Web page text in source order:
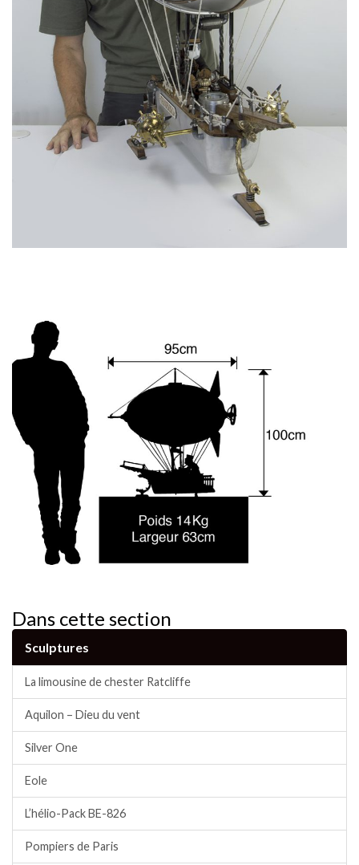
Dans cette section
Sculptures
La limousine de chester Ratcliffe
Aquilon – Dieu du vent
Silver One
Eole
L’hélio-Pack BE-826
Pompiers de Paris